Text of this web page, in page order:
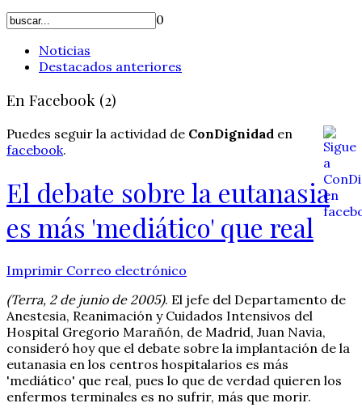
0
Noticias
Destacados anteriores
En Facebook (2)
Puedes seguir la actividad de ConDignidad en
facebook.
El debate sobre la eutanasia
es más 'mediático' que real
Imprimir Correo electrónico
(Terra, 2 de junio de 2005). El jefe del Departamento de
Anestesia, Reanimación y Cuidados Intensivos del
Hospital Gregorio Marañón, de Madrid, Juan Navia,
consideró hoy que el debate sobre la implantación de la
eutanasia en los centros hospitalarios es más
'mediático' que real, pues lo que de verdad quieren los
enfermos terminales es no sufrir, más que morir.